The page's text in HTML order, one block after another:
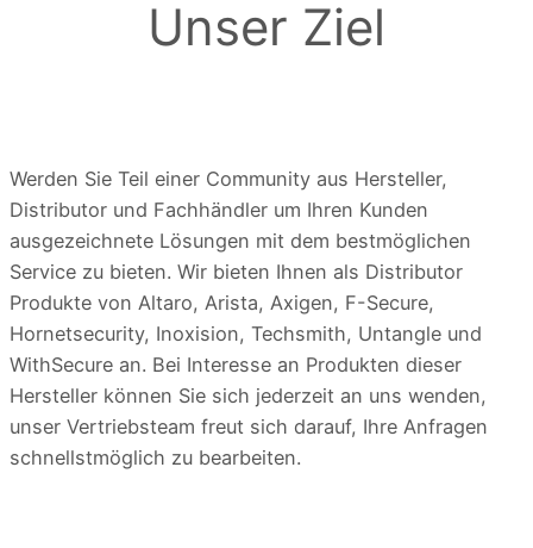
Unser Ziel
Werden Sie Teil einer Community aus Hersteller,
Distributor und Fachhändler um Ihren Kunden
ausgezeichnete Lösungen mit dem bestmöglichen
Service zu bieten. Wir bieten Ihnen als Distributor
Produkte von Altaro, Arista, Axigen, F-Secure,
Hornetsecurity, Inoxision, Techsmith, Untangle und
WithSecure an. Bei Interesse an Produkten dieser
Hersteller können Sie sich jederzeit an uns wenden,
unser Vertriebsteam freut sich darauf, Ihre Anfragen
schnellstmöglich zu bearbeiten.